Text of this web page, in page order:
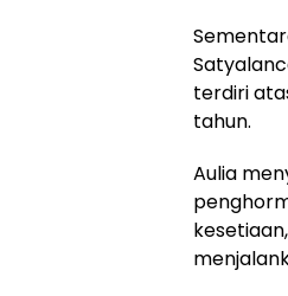
terdiri
tahun.
Aulia